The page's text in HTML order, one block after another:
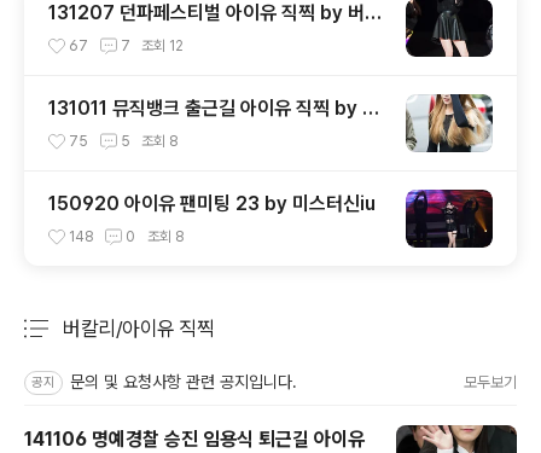
131207 던파페스티벌 아이유 직찍 by 버칼
리 67 7 조회 12
131011 뮤직뱅크 출근길 아이유 직찍 by 버
칼리
75 5 조회 8
150920 아이유 팬미팅 23 by 미스터신iu
148 0 조회 8
버칼리/아이유 직찍
공지 문의 및 요청사항 관련 공지입니다. 모두보기
141106 명예경찰 승진 임용식 퇴근길 아이유